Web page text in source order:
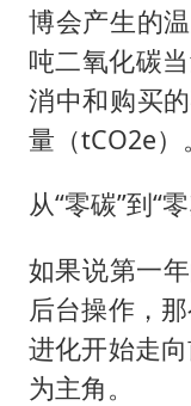
博会产生的
吨二氧化碳
消中和购买
量（tCO2e）。
从“零碳”到“
如果说第一
后台操作，
进化开始走
为主角。